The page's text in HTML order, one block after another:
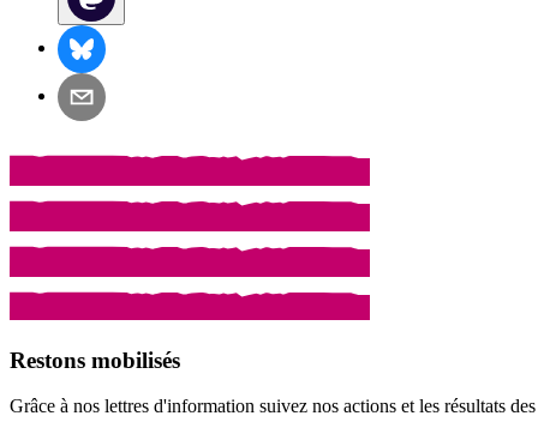
Restons mobilisés
Grâce à nos lettres d'information suivez nos actions et les résultats